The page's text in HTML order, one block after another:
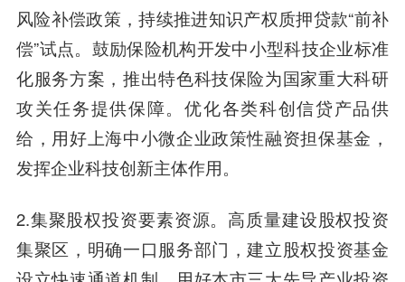
风险补偿政策，持续推进知识产权质押贷款“前补
偿”试点。鼓励保险机构开发中小型科技企业标准
化服务方案，推出特色科技保险为国家重大科研
攻关任务提供保障。优化各类科创信贷产品供
给，用好上海中小微企业政策性融资担保基金，
发挥企业科技创新主体作用。
2.集聚股权投资要素资源。高质量建设股权投资
集聚区，明确一口服务部门，建立股权投资基金